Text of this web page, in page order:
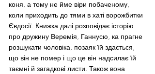
коня, а тому не йме віри побаченому,
коли приходить до тями в хаті ворожбитки
Євдосії. Книжка далі розповідає історію
про дружину Веремія, Ганнусю, ка прагне
розшукати чоловіка, позаяк їй здається,
що він не помер і що це він надсилає їй
таємні й загадкові листи. Також вона